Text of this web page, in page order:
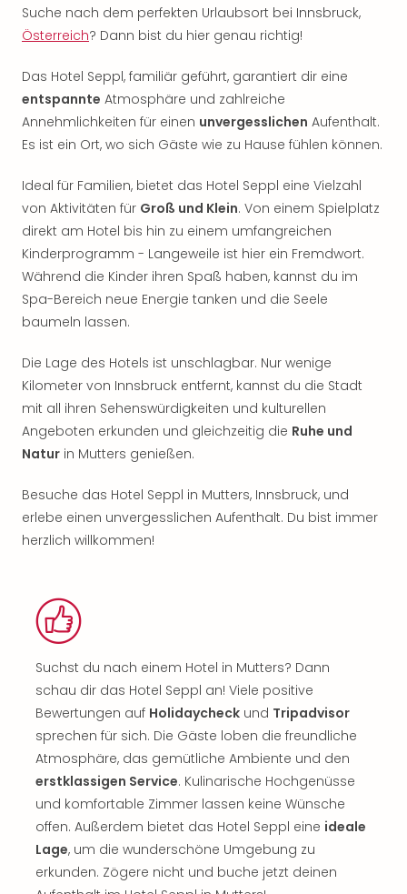
Suche nach dem perfekten Urlaubsort bei Innsbruck,
Österreich? Dann bist du hier genau richtig!
Das Hotel Seppl, familiär geführt, garantiert dir eine
entspannte Atmosphäre und zahlreiche
Annehmlichkeiten für einen unvergesslichen Aufenthalt.
Es ist ein Ort, wo sich Gäste wie zu Hause fühlen können.
Ideal für Familien, bietet das Hotel Seppl eine Vielzahl
von Aktivitäten für Groß und Klein. Von einem Spielplatz
direkt am Hotel bis hin zu einem umfangreichen
Kinderprogramm - Langeweile ist hier ein Fremdwort.
Während die Kinder ihren Spaß haben, kannst du im
Spa-Bereich neue Energie tanken und die Seele
baumeln lassen.
Die Lage des Hotels ist unschlagbar. Nur wenige
Kilometer von Innsbruck entfernt, kannst du die Stadt
mit all ihren Sehenswürdigkeiten und kulturellen
Angeboten erkunden und gleichzeitig die Ruhe und
Natur in Mutters genießen.
Besuche das Hotel Seppl in Mutters, Innsbruck, und
erlebe einen unvergesslichen Aufenthalt. Du bist immer
herzlich willkommen!
Suchst du nach einem Hotel in Mutters? Dann
schau dir das Hotel Seppl an! Viele positive
Bewertungen auf Holidaycheck und Tripadvisor
sprechen für sich. Die Gäste loben die freundliche
Atmosphäre, das gemütliche Ambiente und den
erstklassigen Service. Kulinarische Hochgenüsse
und komfortable Zimmer lassen keine Wünsche
offen. Außerdem bietet das Hotel Seppl eine ideale
Lage, um die wunderschöne Umgebung zu
erkunden. Zögere nicht und buche jetzt deinen